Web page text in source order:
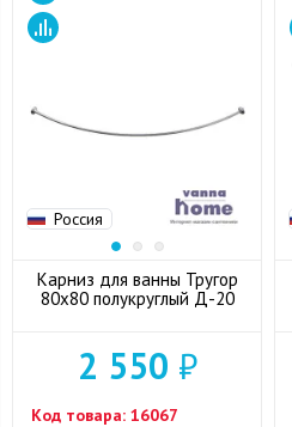
Россия
Карниз для ванны Тругор
80x80 полукруглый Д-20
2 550 ₽
Код товара: 16067